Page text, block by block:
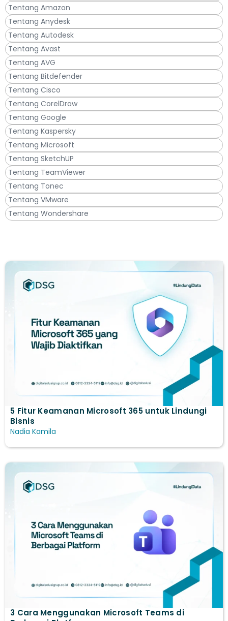
Tentang Amazon
Tentang Anydesk
Tentang Autodesk
Tentang Avast
Tentang AVG
Tentang Bitdefender
Tentang Cisco
Tentang CorelDraw
Tentang Google
Tentang Kaspersky
Tentang Microsoft
Tentang SketchUP
Tentang TeamViewer
Tentang Tonec
Tentang VMware
Tentang Wondershare
5 Fitur Keamanan Microsoft 365 untuk Lindungi
Bisnis
Nadia Kamila
3 Cara Menggunakan Microsoft Teams​ di